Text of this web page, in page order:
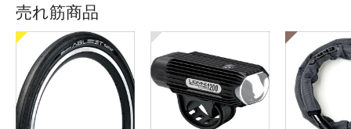
売れ筋商品